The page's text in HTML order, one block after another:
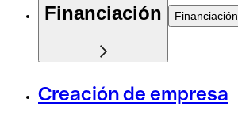
Financiación Financiación
Creación de empresa